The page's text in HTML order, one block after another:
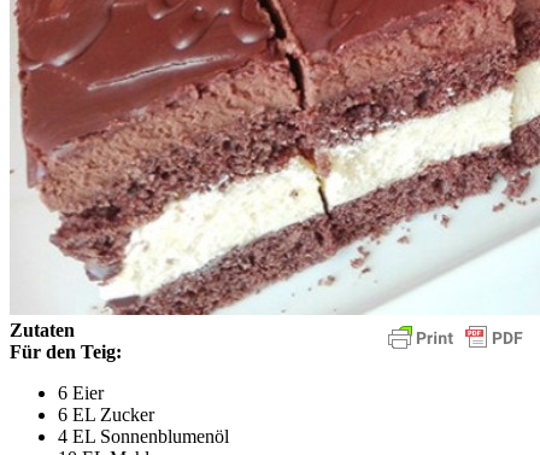
Zutaten
Für den Teig:
6 Eier
6 EL Zucker
4 EL Sonnenblumenöl